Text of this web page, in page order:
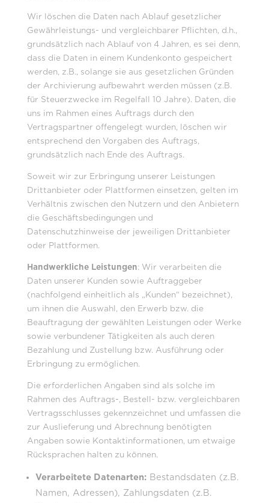
Wir löschen die Daten nach Ablauf gesetzlicher
Gewährleistungs- und vergleichbarer Pflichten, d.h.,
grundsätzlich nach Ablauf von 4 Jahren, es sei denn,
dass die Daten in einem Kundenkonto gespeichert
werden, z.B., solange sie aus gesetzlichen Gründen
der Archivierung aufbewahrt werden müssen (z.B.
für Steuerzwecke im Regelfall 10 Jahre). Daten, die
uns im Rahmen eines Auftrags durch den
Vertragspartner offengelegt wurden, löschen wir
entsprechend den Vorgaben des Auftrags,
grundsätzlich nach Ende des Auftrags.
Soweit wir zur Erbringung unserer Leistungen
Drittanbieter oder Plattformen einsetzen, gelten im
Verhältnis zwischen den Nutzern und den Anbietern
die Geschäftsbedingungen und
Datenschutzhinweise der jeweiligen Drittanbieter
oder Plattformen.
Handwerkliche Leistungen: Wir verarbeiten die
Daten unserer Kunden sowie Auftraggeber
(nachfolgend einheitlich als „Kunden“ bezeichnet),
um ihnen die Auswahl, den Erwerb bzw. die
Beauftragung der gewählten Leistungen oder Werke
sowie verbundener Tätigkeiten als auch deren
Bezahlung und Zustellung bzw. Ausführung oder
Erbringung zu ermöglichen.
Die erforderlichen Angaben sind als solche im
Rahmen des Auftrags-, Bestell- bzw. vergleichbaren
Vertragsschlusses gekennzeichnet und umfassen die
zur Auslieferung und Abrechnung benötigten
Angaben sowie Kontaktinformationen, um etwaige
Rücksprachen halten zu können.
Verarbeitete Datenarten:Bestandsdaten (z.B.
Namen, Adressen), Zahlungsdaten (z.B.